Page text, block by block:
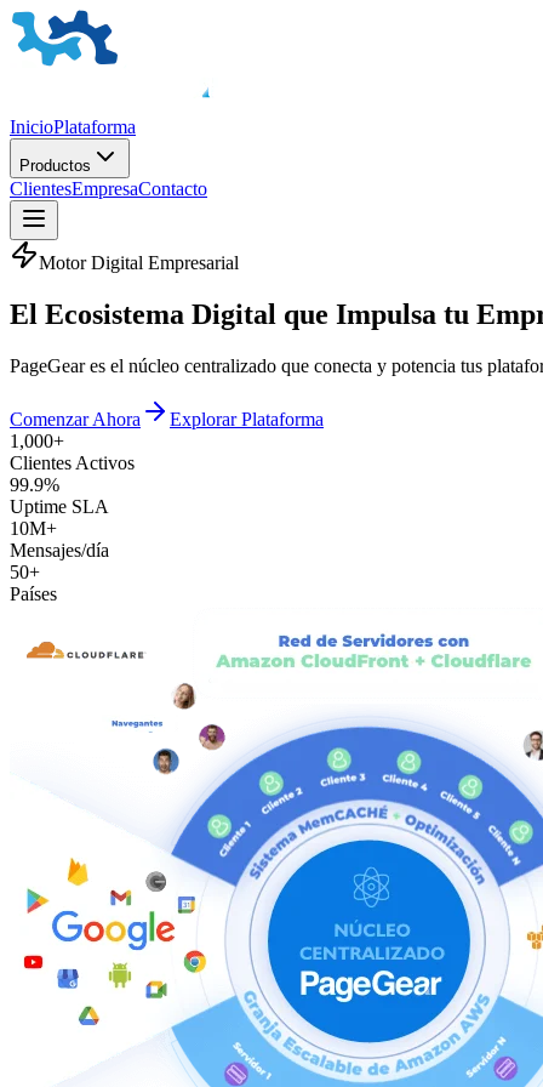
InicioPlataforma
Productos
ClientesEmpresaContacto
Motor Digital Empresarial
El Ecosistema Digital que Impulsa tu
PageGear es el núcleo centralizado que conecta y potencia tus
Comenzar Ahora
Explorar Plataforma
1,000+
Clientes Activos
99.9%
Uptime SLA
10M+
Mensajes/día
50+
Países